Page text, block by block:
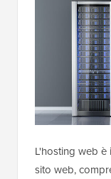
L'hosting web è
sito web,